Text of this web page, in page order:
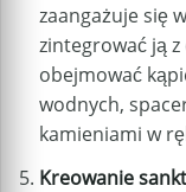
zaangażuje się
zintegrować ją
obejmować
wodnych,
kamieniami w
Kreowanie